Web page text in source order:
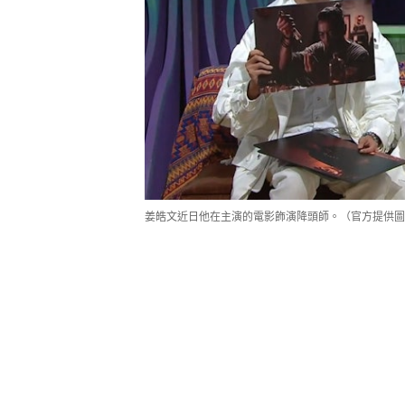
姜皓文近日他在主演的電影飾演降頭師。（官方提供